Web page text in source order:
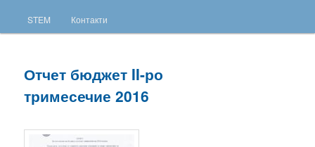
STEM Контакти
Отчет бюджет II-ро
тримесечие 2016